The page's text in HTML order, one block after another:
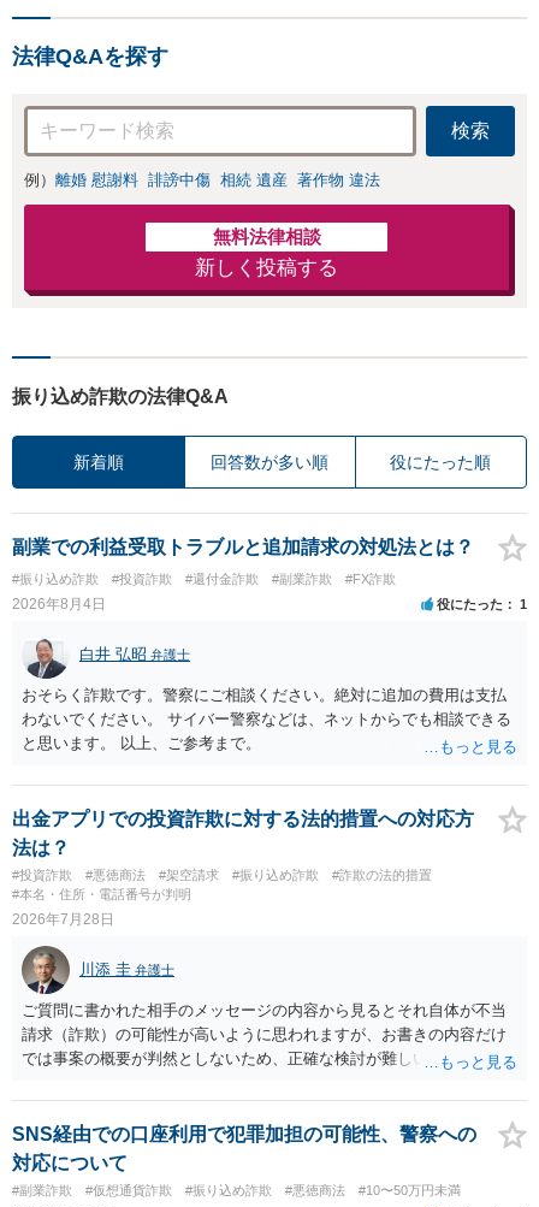
ます」【休日・夜間相談可】
法律Q&Aを探す
検索
例） 離婚 慰謝料 誹謗中傷 相続 遺産 著作物 違法
無料法律相談
新しく投稿する
振り込め詐欺の法律Q&A
新着順 回答数が多い順 役にたった順
副業での利益受取トラブルと追加請求の対処法とは？
#振り込め詐欺 #投資詐欺 #還付金詐欺 #副業詐欺 #FX詐欺
2026年8月4日 役にたった 1
白井 弘昭 弁護士
おそらく詐欺です。警察にご相談ください。絶対に追加の費用は支払
わないでください。 サイバー警察などは、ネットからでも相談できる
と思います。 以上、ご参考まで。
出金アプリでの投資詐欺に対する法的措置への対応方
法は？
#投資詐欺 #悪徳商法 #架空請求 #振り込め詐欺
#詐欺の法的措置
#本名・住所・電話番号が判明
2026年7月28日
川添 圭 弁護士
ご質問に書かれた相手のメッセージの内容から見るとそれ自体が不当
請求（詐欺）の可能性が高いように思われますが、お書きの内容だけ
では事案の概要が判然としないため、正確な検討が難しいです。例え
画面を見て貰いながらアドバイスう受けた方が確実です。
SNS経由での口座利用で犯罪加担の可能性、警察への
対応について
#副業詐欺 #仮想通貨詐欺 #振り込め詐欺 #悪徳商法 #10〜50万円未満